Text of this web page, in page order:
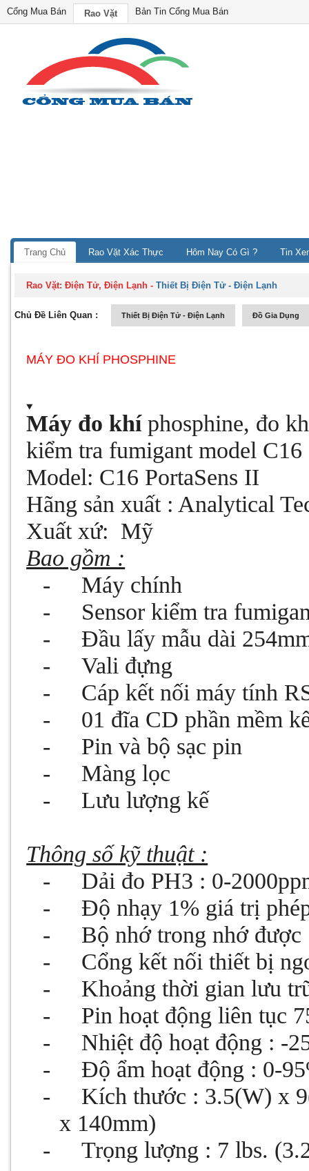
Cổng Mua Bán Rao Vặt Bản Tin Cổng Mua Bán
Trang Chủ Rao Vặt Xác Thực Hôm Nay Có Gì ? Tin
Rao Vặt:Điện Tử, Điện Lạnh -Thiết Bị Điện Tử - Điện Lạnh
Chủ Đề Liên Quan : Thiết Bị Điện Tử - Điện Lạnh Đồ Gia Dụng
MÁY ĐO KHÍ PHOSPHINE
Máy đo khíphosphine, đo
kiểm tra fumigant model C16
Model: C16 PortaSens II
Hãng sản xuất : Analytical
Xuất xứ: Mỹ
Bao gồm :
-
Máy chính
-
Sensor kiểm tra
-
Đầu lấy mẫu dài
-
Vali đựng
-
Cáp kết nối máy tính
-
01 đĩa CD phần mềm
-
Pin và bộ sạc pin
-
Màng lọc
-
Lưu lượng kế
Thông số kỹ thuật :
-
Dải đo PH3 : 0-
-
Độ nhạy 1% giá trị
-
Bộ nhớ trong nhớ
-
Cổng kết nối thiết bị
-
Khoảng thời gian lưu
-
Pin hoạt động liên tục
-
Nhiệt độ hoạt động : -
-
Độ ẩm hoạt động : 0-
-
Kích thước : 3.5(W) x
x 140mm)
-
Trọng lượng : 7 lbs.